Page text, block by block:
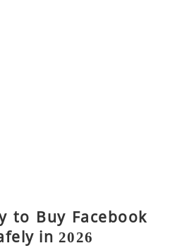
to Buy Facebook
in 2026